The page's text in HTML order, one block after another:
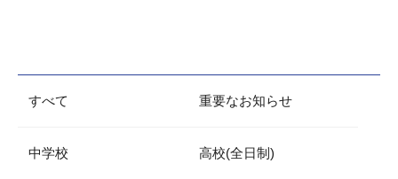
すべて 重要なお知らせ
中学校 高校(全日制)